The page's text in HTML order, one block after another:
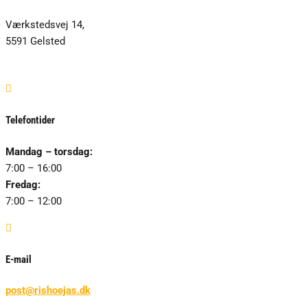
Værkstedsvej 14,
5591 Gelsted

Telefontider
Mandag – torsdag:
7:00 – 16:00
Fredag:
7:00 – 12:00

E-mail
post@rishoejas.dk